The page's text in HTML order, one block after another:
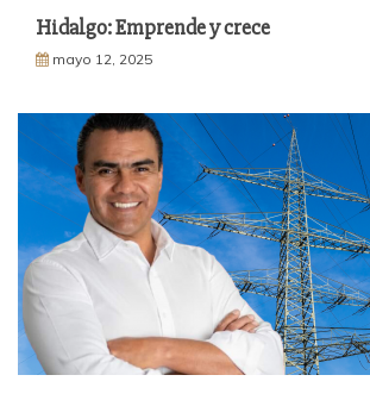
Hidalgo: Emprende y crece
mayo 12, 2025